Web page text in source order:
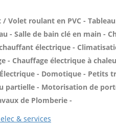
Volet roulant en PVC -
- Salle de bain clé en main -
électrique -
- Chauffage électrique à
- Domotique - Petits
partielle - Motorisation de
de Plomberie -
elec & services